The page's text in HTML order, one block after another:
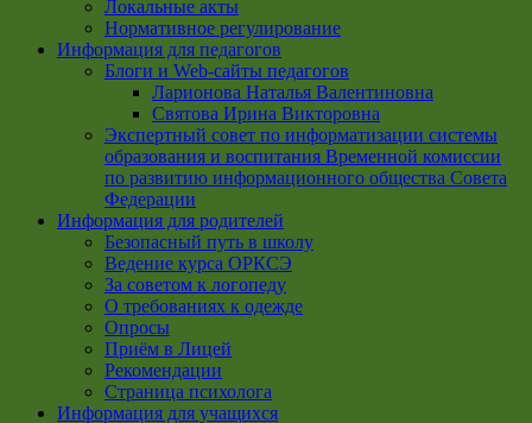
Локальные акты
Нормативное регулирование
Информация для педагогов
Блоги и Web-сайты педагогов
Ларионова Наталья Валентиновна
Святова Ирина Викторовна
Экспертный совет по информатизации системы
образования и воспитания Временной комиссии
по развитию информационного общества Совета
Федерации
Информация для родителей
Безопасный путь в школу
Ведение курса ОРКСЭ
За советом к логопеду
О требованиях к одежде
Опросы
Приём в Лицей
Рекомендации
Страница психолога
Информация для учащихся